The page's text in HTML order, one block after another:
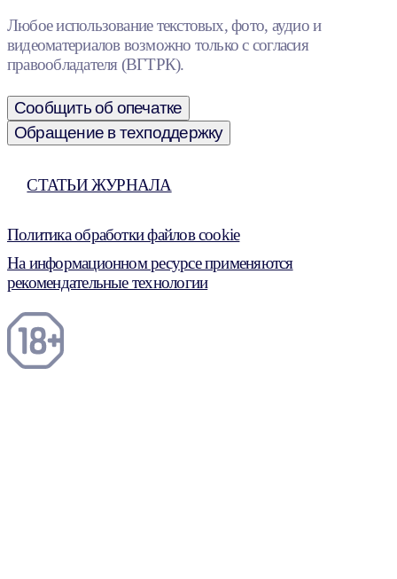
Любое использование текстовых, фото, аудио и
видеоматериалов возможно только с согласия
правообладателя (ВГТРК).
Сообщить об опечатке
Обращение в техподдержку
СТАТЬИ ЖУРНАЛА
Политика обработки файлов cookie
На информационном ресурсе применяются
рекомендательные технологии